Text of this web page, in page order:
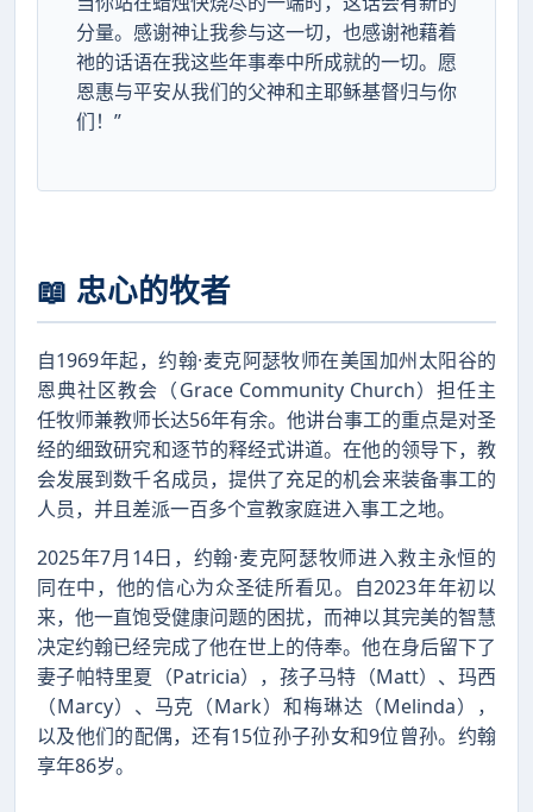
分量。感谢神让我参与这一切，也感谢祂藉着
祂的话语在我这些年事奉中所成就的一切。愿
恩惠与平安从我们的父神和主耶稣基督归与你
们！”
📖 忠心的牧者
自1969年起，约翰·麦克阿瑟牧师在美国加州太阳谷的
恩典社区教会（Grace Community Church）担任主
任牧师兼教师长达56年有余。他讲台事工的重点是对圣
经的细致研究和逐节的释经式讲道。在他的领导下，教
会发展到数千名成员，提供了充足的机会来装备事工的
人员，并且差派一百多个宣教家庭进入事工之地。
2025年7月14日，约翰·麦克阿瑟牧师进入救主永恒的
同在中，他的信心为众圣徒所看见。自2023年年初以
来，他一直饱受健康问题的困扰，而神以其完美的智慧
决定约翰已经完成了他在世上的侍奉。他在身后留下了
妻子帕特里夏（Patricia），孩子马特（Matt）、玛西
（Marcy）、马克（Mark）和梅琳达（Melinda），
以及他们的配偶，还有15位孙子孙女和9位曾孙。约翰
享年86岁。